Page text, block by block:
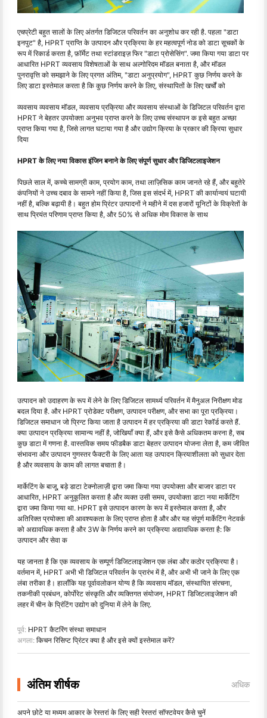
एचप्रेटी बहुत सालों के लिए अंतर्गत डिजिटल परिवर्तन का अनुशोध कर रही है. पहला "डाटा
इनपुट" है, HPRT प्राप्ति के उत्पादन और प्रक्रिया के हर महत्वपूर्ण नोड को डाटा सूचकों के
रूप में रिकार्ड करता है, फ़ॉर्मेट तथा स्टांडराइज़ फिर "डाटा प्रोसेसिंग". जमा किया गया डाटा पर
आधारित HPRT व्यवसाय विशेषताओं के साथ अल्गोरिदम मॉडल बनाता है, और मॉडल
पुनरावृत्ति को समझाने के लिए प्रगत अंतिम, "डाटा अनुप्रयोग", HPRT कुछ निर्णय करने के
लिए डाटा इस्तेमाल करता है कि कुछ निर्णय करने के लिए, संस्थापितों के लिए खर्चों को
व्यवसाय व्यवसाय मॉडल, व्यवसाय प्रक्रिया और व्यवसाय संस्थाओं के डिजिटल परिवर्तन द्वारा
HPRT ने बेहतर उपयोक्ता अनुभव प्राप्त करने के लिए उच्च संस्थापन क इसे बहुत अच्छा
प्राप्त किया गया है, जिसे लागत घटाया गया है और उद्योग क्रिया के प्रकार की क्रिया सुधार
दिया
HPRT के लिए नया विकास इंजिन बनाने के लिए संपूर्ण सुधार और डिजिटलाइजेशन
पिछले साल में, कच्चे सामग्री काम, प्रयोग काम, तथा लाज़िसिक काम जानते रहे हैं, और बहुतेरे
कंपनियों ने उच्च दबाव के सामने नहीं किया है, जिस इस संदर्भ में, HPRT की कार्यान्वयं घटायी
नहीं है, बल्कि बढ़ायी है। बहुत होम प्रिंटर उत्पादनों ने महीने में दस हजारों यूनिटों के विक्रेतों के
साथ प्रियंत परिणाम प्राप्त किया है, और 50% से अधिक मोम विकास के साथ
उत्पादन को उदाहरण के रूप में लेने के लिए डिजिटल सामर्थ्य परिवर्तन में मैनुअल निरीक्षण मोड
बदल दिया है. और HPRT प्रोडेक्ट परीक्षण, उत्पादन परीक्षण, और सभा का पूरा प्रक्रिया।
डिजिटल समाधान जो प्रिन्ट किया जाता है उत्पादन में हर प्रक्रिया की डाटा रेकॉर्ड करते हैं.
क्या उत्पादन प्रक्रिया सामान्य नहीं है, जोखियाँ क्या हैं, और इसे कैसे अधिकतम करना है, सब
कुछ डाटा में गणना है. वास्तविक समय फीडबैक डाटा बेहतर उत्पादन योजना लेता है, कम जीवित
संभावना और उत्पादन गुणस्तर फैक्टरी के लिए आता यह उत्पादन क्रियाशीलता को सुधार देता
है और व्यवसाय के काम की लागत बचाता है।
मार्केटिंग के बाजू, बड़े डाटा टेक्नोलाज़ी द्वारा जमा किया गया उपयोक्ता और बाजार डाटा पर
आधारित, HPRT अनुकूलित करता है और व्यक्त उसी समय, उपयोक्ता डाटा नया मार्केटिंग
द्वारा जमा किया गया था. HPRT इसे उत्पादन कारण के रूप में इस्तेमाल करता है, और
अतिरिक्त प्रयोक्ता की आवश्यकता के लिए प्राप्त होता है और और यह संपूर्ण मार्केटिंग नेटवर्क
को अद्यावधिक करता है और 3W के निर्णय करने का प्रक्रिया अद्यावधिक करता है: कि
उत्पादन और सेवा क
यह जानता है कि एक व्यवसाय के सम्पूर्ण डिजिटलाइजेशन एक लंबा और कठोर प्रक्रिया है।
वर्तमान में, HPRT अभी भी डिजिटल परिवर्तन के प्रारंभ में है, और अभी भी जाने के लिए एक
लंबा तरीका है। हालाँकि यह पूर्वावलोकन योग्य है कि व्यवसाय मॉडल, संस्थापित संरचना,
तकनीकी प्रबंधन, कोर्पोरेट संस्कृति और व्यक्तिगत संयोजन, HPRT डिजिटलाइजेशन की
लहर में चीन के प्रिंटिंग उद्योग को दुनिया में लेने के लिए.
पूर्व: HPRT कैटरिंग संस्था समाधान
अगला: किचन रिसिप्ट प्रिंटर क्या है और इसे क्यों इस्तेमाल करें?
अंतिम शीर्षक अधिक
अपने छोटे या मध्यम आकार के रेस्तरां के लिए सही रेस्तरां सॉफ्टवेयर कैसे चुनें